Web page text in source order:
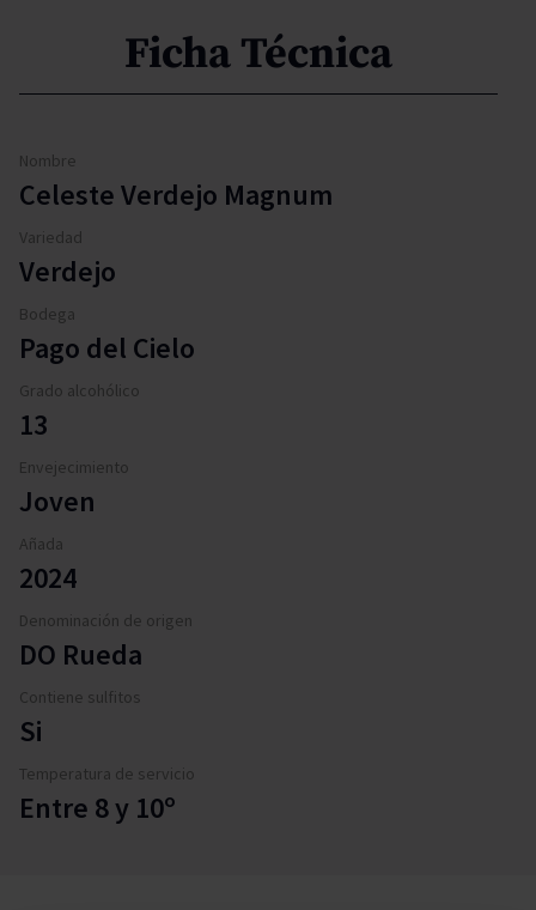
Ficha Técnica
Nombre
Celeste Verdejo Magnum
Variedad
Verdejo
Bodega
Pago del Cielo
Grado alcohólico
13
Envejecimiento
Joven
Añada
2024
Denominación de origen
DO Rueda
Contiene sulfitos
Si
Temperatura de servicio
Entre 8 y 10º